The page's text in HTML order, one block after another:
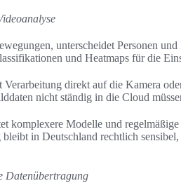
unterscheidet Personen
und Heatmaps für die
direkt auf die Kamera
nicht ständig in die Cloud
komplexere Modelle und
in Deutschland rechtlich
Datenübertragung